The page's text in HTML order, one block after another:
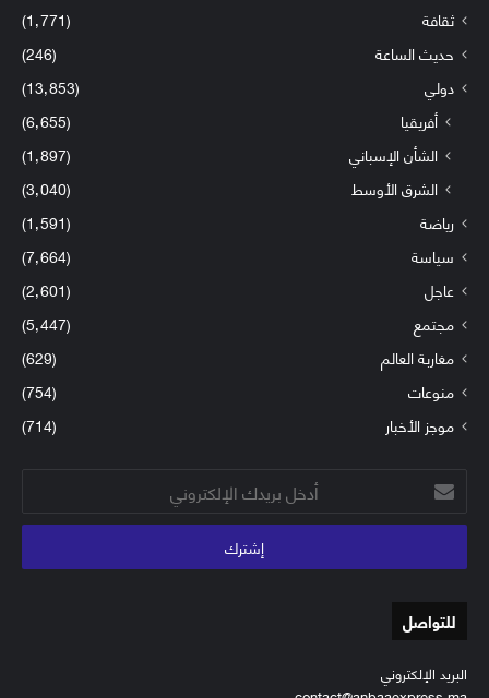
ثقافة
(1٬771)
حديث الساعة
(246)
دولي
(13٬853)
أفريقيا
(6٬655)
الشأن الإسباني
(1٬897)
الشرق الأوسط
(3٬040)
رياضة
(1٬591)
سياسة
(7٬664)
عاجل
(2٬601)
مجتمع
(5٬447)
مغاربة العالم
(629)
منوعات
(754)
موجز الأخبار
(714)
أدخل
بريدك
الإلكتروني
للتواصل
البريد الإلكتروني